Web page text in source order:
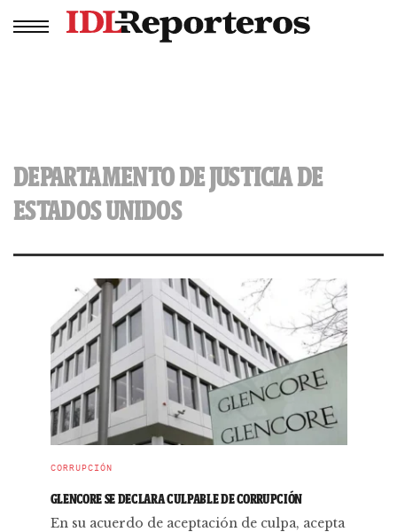
DEPARTAMENTO DE JUSTICIA DE
ESTADOS UNIDOS
CORRUPCIÓN
GLENCORE SE DECLARA CULPABLE DE CORRUPCIÓN
En su acuerdo de aceptación de culpa, acepta